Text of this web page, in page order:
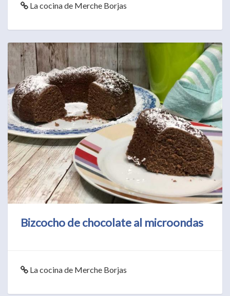
La cocina de Merche Borjas
Bizcocho de chocolate al microondas
La cocina de Merche Borjas